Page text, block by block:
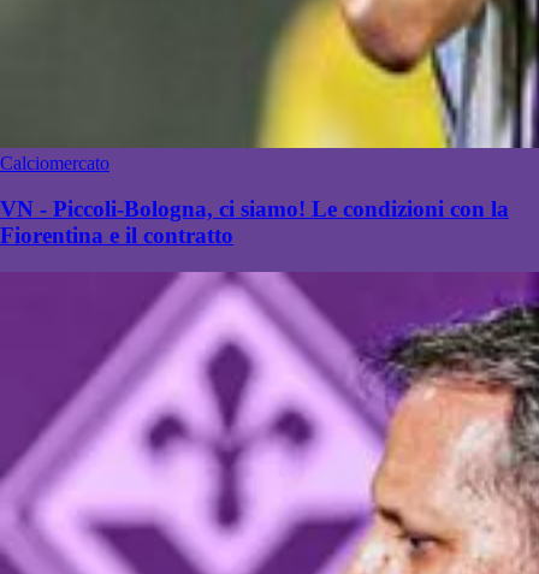
Calciomercato
VN - Piccoli-Bologna, ci siamo! Le condizioni con la
Fiorentina e il contratto